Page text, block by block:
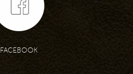
FACEBOOK